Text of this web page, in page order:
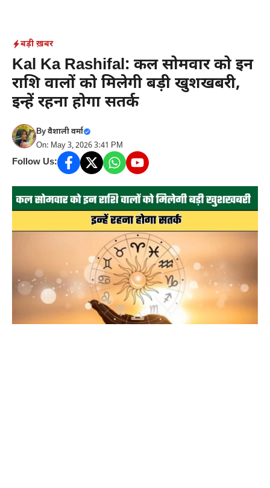
content
बड़ी ख़बर
Kal Ka Rashifal: कल सोमवार को इन
राशि वालों को मिलेगी बड़ी खुशखबरी,
इन्हें रहना होगा सतर्क
Byवैशाली वर्मा
On: May 3, 2026 3:41 PM
Follow Us: